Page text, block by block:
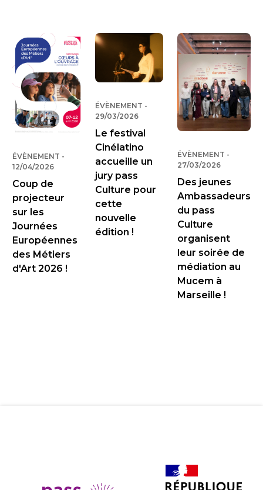
ÉVÈNEMENT -
12/04/2026
Coup de
projecteur
sur les
Journées
Européennes
des Métiers
d'Art 2026 !
ÉVÈNEMENT - PUBLIÉ LE
29/03/2026
Le festival
Cinélatino
accueille un
jury pass
Culture pour
cette
nouvelle
édition !
ÉVÈNEMENT -
27/03/2026
Des jeunes
Ambassadeurs
du pass
Culture
organisent
leur soirée de
médiation au
Mucem à
Marseille !